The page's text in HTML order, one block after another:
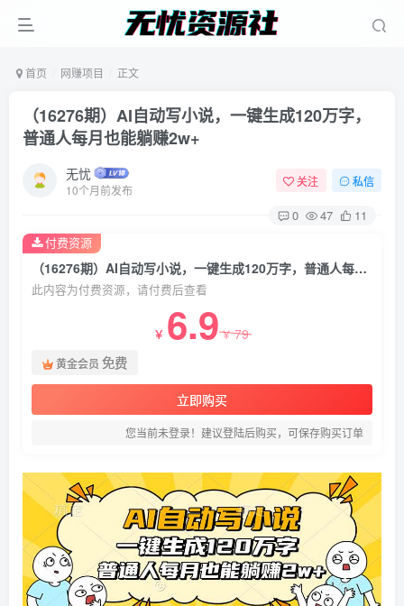
首页 网赚项目 正文
（16276期）AI自动写小说，一键生成120万字，
普通人每月也能躺赚2w+
无忧
10个月前发布
关注 私信
0 47 11
（16276期）AI自动写小说，一键生成120万字，普通人每月也能躺赚2w+
此内容为付费资源，请付费后查看
￥ 6.9￥79
黄金会员 免费
立即购买
您当前未登录！建议登陆后购买，可保存购买订单
付费资源